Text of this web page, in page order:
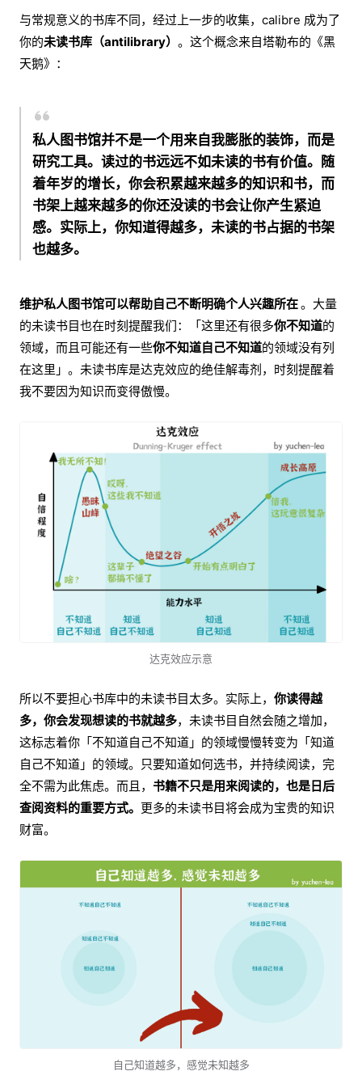
与常规意义的书库不同，经过上一步的收集，calibre 成为了
你的未读书库（antilibrary） 。这个概念来自塔勒布的《黑
天鹅》：
私人图书馆并不是一个用来自我膨胀的装饰，而是
研究工具。读过的书远远不如未读的书有价值。随
着年岁的增长，你会积累越来越多的知识和书，而
书架上越来越多的你还没读的书会让你产生紧迫
感。实际上，你知道得越多，未读的书占据的书架
也越多。
维护私人图书馆可以帮助自己不断明确个人兴趣所在。大量
的未读书目也在时刻提醒我们：「这里还有很多​你不知道​的
领域，而且可能还有一些​你不知道自己不知道​的领域没有列
在这里」。未读书库是达克效应的绝佳解毒剂，时刻提醒着
我不要因为知识而变得傲慢。
达克效应示意
所以不要担心书库中的未读书目太多。实际上， 你读得越
多，你会发现想读的书就越多，未读书目自然会随之增加，
这标志着你「不知道自己不知道」的领域慢慢转变为「知道
自己不知道」的领域。只要知道如何选书，并持续阅读，完
全不需为此焦虑。而且， 书籍不只是用来阅读的，也是日后
查阅资料的重要方式。 更多的未读书目将会成为宝贵的知识
财富。
自己知道越多，感觉未知越多